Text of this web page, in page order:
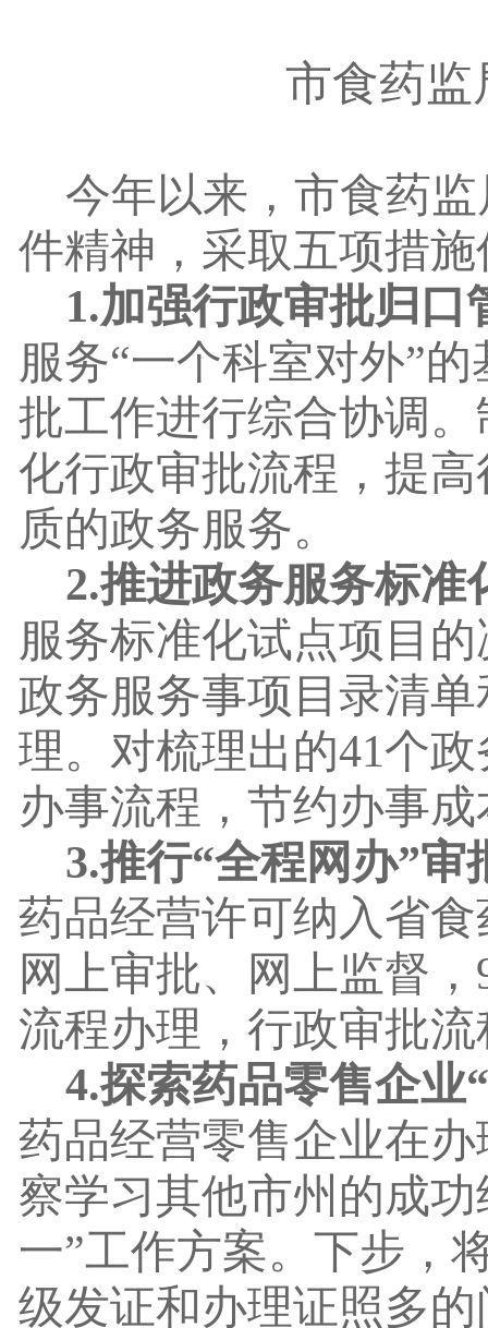
市食药监
今年以来，市食药
件精神，采取五项措
1.加强行政审批归口
服务“一个科室对外”
批工作进行综合协调
化行政审批流程，提
质的政务服务。
2.推进政务服务标准
服务标准化试点项目
政务服务事项目录清
理。对梳理出的41个
办事流程，节约办事成
3.推行“全程网办”审
药品经营许可纳入省
网上审批、网上监督 ，
流程办理，行政审批
4.探索药品零售企业
药品经营零售企业在
察学习其他市州的成
一”工作方案。下步，
级发证和办理证照多